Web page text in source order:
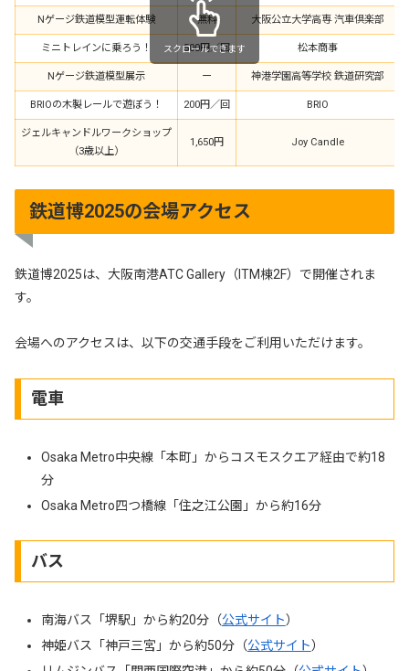
Nゲージ鉄道模型運転体験 無料 大阪公立大学高専 汽車倶楽部
ミニトレインに乗ろう！ 500円／回 松本商事
Nゲージ鉄道模型展示 ー 神港学園高等学校 鉄道研究部
BRIOの木製レールで遊ぼう！ 200円／回 BRIO
ジェルキャンドルワークショップ
（3歳以上）
1,650円 Joy Candle
スクロールできます
鉄道博2025の会場アクセス
鉄道博2025は、大阪南港ATC Gallery（ITM棟2F）で開催されま
す。
会場へのアクセスは、以下の交通手段をご利用いただけます。
電車
Osaka Metro中央線「本町」からコスモスクエア経由で約18
分
Osaka Metro四つ橋線「住之江公園」から約16分
バス
南海バス「堺駅」から約20分（公式サイト）
神姫バス「神戸三宮」から約50分（公式サイト）